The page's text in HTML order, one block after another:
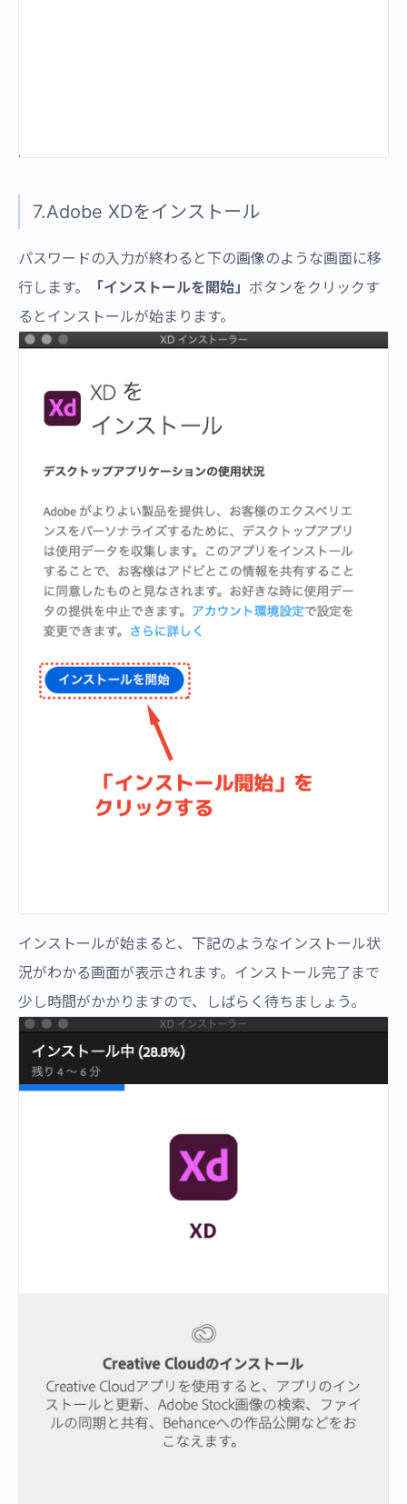
7.Adobe XDをインストール
パスワードの入力が終わると下の画像のような画面に移
行します。
「インストールを開始」 ボタンをクリックす
るとインストールが始まります。
インストールが始まると、下記のようなインストール状
況がわかる画面が表示されます。インストール完了まで
少し時間がかかりますので、しばらく待ちましょう。